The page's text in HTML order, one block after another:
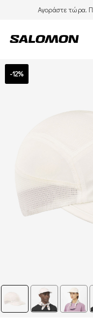
Αγοράστε τώρα.
-12%